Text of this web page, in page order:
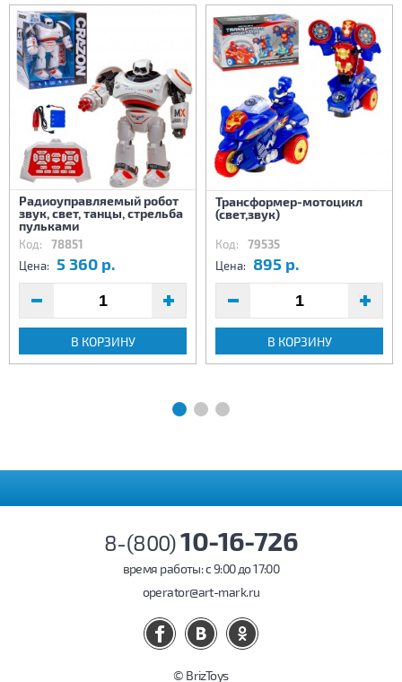
Радиоуправляемый робот
звук, свет, танцы, стрельба
пульками
Код: 78851
Цена: 5 360 р.
В КОРЗИНУ
Трансформер-мотоцикл
(свет,звук)
Код: 79535
Цена: 895 р.
В КОРЗИНУ
8-(800)10-16-726
время работы: c 9:00 до 17:00
operator@art-mark.ru
© BrizToys